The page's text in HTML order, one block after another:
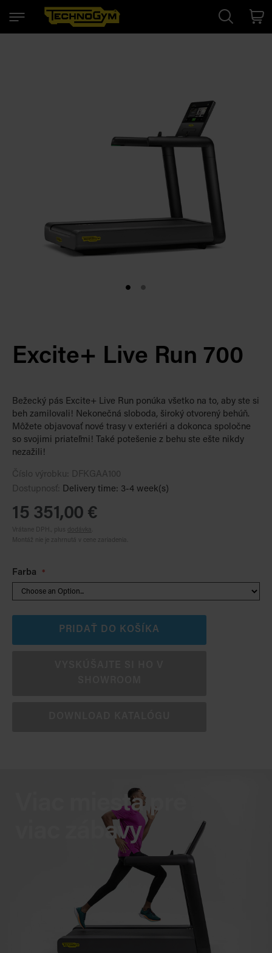
Cart
Excite+ Live Run 700
Bežecký pás Excite+ Live Run ponúka všetko na to, aby ste si
beh zamilovali! Nekonečná sloboda, široký otvorený behúň.
Môžete objavovať nové trasy v exteriéri a dokonca spoločne
so svojimi priateľmi! Také potešenie z behu ste ešte nikdy
nezažili!
Číslo výrobku:
DFKGAA100
Dostupnosť: Delivery time: 3-4 week(s)
15 351,00 €
Vrátane DPH., plus dodávka
Montáž nie je zahrnutá v cene zariadenia.
Farba
PRIDAŤ DO KOŠÍKA
Viac miesta pre
viac zábavy